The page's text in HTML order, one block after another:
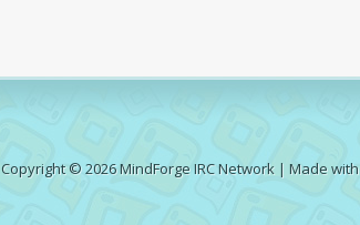
Copyright © 2026 MindForge IRC Network | Made with